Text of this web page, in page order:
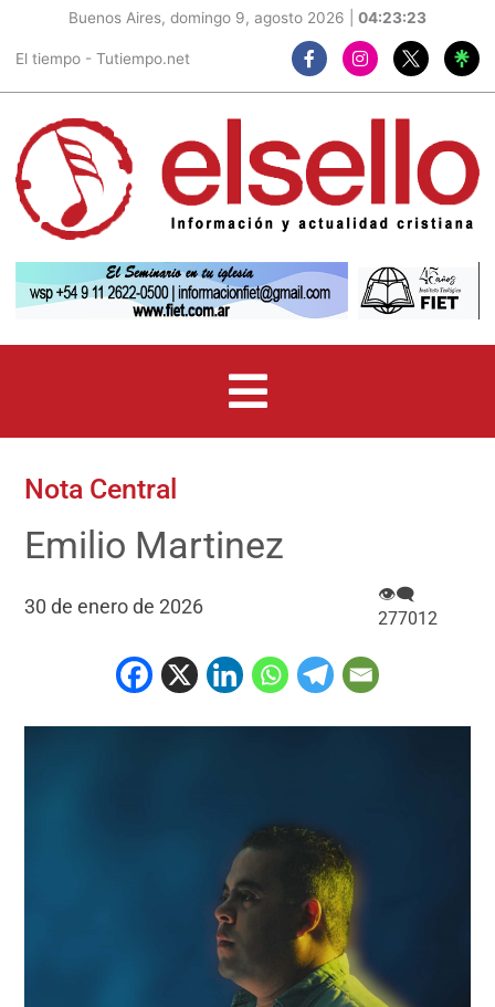
Buenos Aires, domingo 9, agosto 2026 | 04:23:24
El tiempo - Tutiempo.net
F
a
o
-
I
n
r
a
m
Nota Central
Emilio Martinez
30 de enero de 2026
👁‍🗨
277012